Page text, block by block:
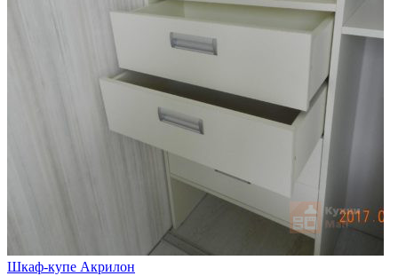
Шкаф-купе Акрилон